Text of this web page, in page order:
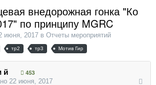
внедорожная гонка "Ко
по принципу MGRC
июня, 2017 в Отчеты мероприятий
тр2 тр3 Мотив Гир
й
453
22 июня, 2017